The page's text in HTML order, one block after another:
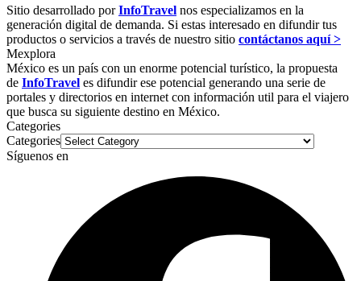
Sitio desarrollado porInfoTravel nos especializamos en la
generación digital de demanda. Si estas interesado en difundir tus
productos o servicios a través de nuestro sitio contáctanos aquí >
Mexplora
México es un país con un enorme potencial turístico, la propuesta
de InfoTravel es difundir ese potencial generando una serie de
portales y directorios en internet con información util para el viajero
que busca su siguiente destino en México.
Categories
Categories
Síguenos en